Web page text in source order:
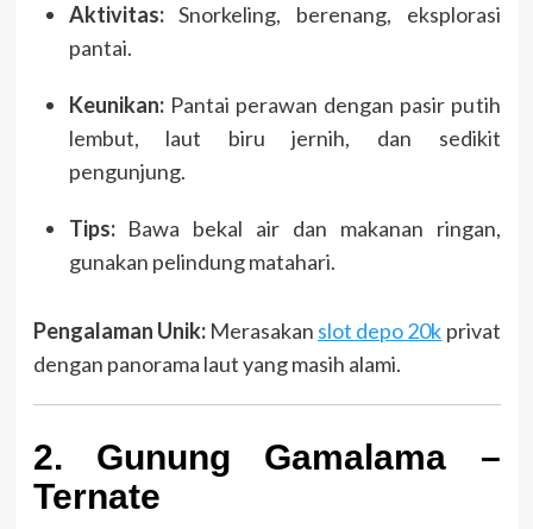
Aktivitas:Snorkeling, berenang, eksplorasi
pantai.
Keunikan:Pantai perawan dengan pasir putih
lembut, laut biru jernih, dan sedikit
pengunjung.
Tips:Bawa bekal air dan makanan ringan,
gunakan pelindung matahari.
Pengalaman Unik:Merasakan slot depo 20k privat
dengan panorama laut yang masih alami.
2. Gunung Gamalama –
Ternate